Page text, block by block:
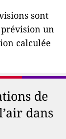
sont
un
calculée
de
dans